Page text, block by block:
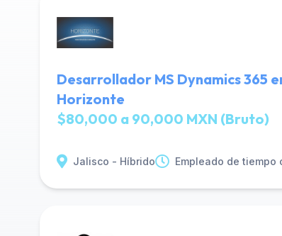
Desarrollador MS Dynamics 365
Horizonte
$80,000 a 90,000 MXN (Bruto)
Jalisco - Híbrido Empleado de tiempo